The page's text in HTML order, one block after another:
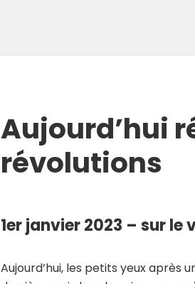
Aujourd’hui
révolutions
1er janvier 2023 – sur le
Aujourd’hui, les petits yeux après